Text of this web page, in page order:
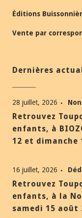
Éditions
Vente par
Dernières
28 juillet, 2026
Retrouvez
enfants, à
12 et dimanche
16 juillet, 2026
Retrouvez
enfants, à la
samedi 15 août